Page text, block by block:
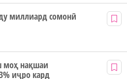
миллиард сомонӣ
моҳ нақшаи
иҷро кард